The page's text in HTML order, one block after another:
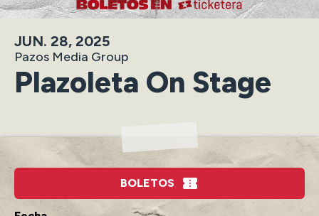
JUN. 28, 2025
Pazos Media Group
Plazoleta On Stage
BOLETOS